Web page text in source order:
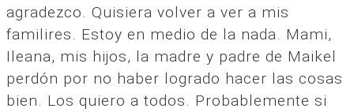
agradezco. Quisiera volver a ver a mis
familires. Estoy en medio de la nada. Mami,
Ileana, mis hijos, la madre y padre de Maikel
perdón por no haber logrado hacer las cosas
bien. Los quiero a todos. Probablemente si